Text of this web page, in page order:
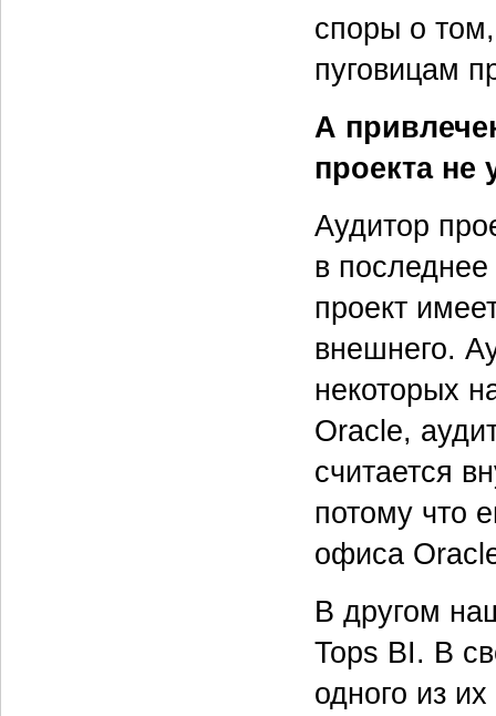
споры о
пуговицам
А
проекта
Аудитор
в
проект
внешнего.
некоторых
Oracle,
считается
потому что
офиса
В другом
Tops BI. В
одного из